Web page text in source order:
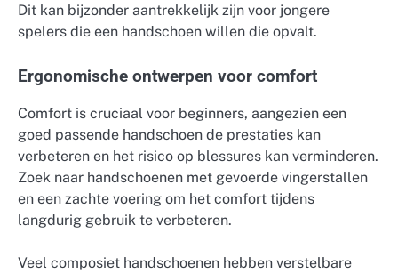
Dit kan bijzonder aantrekkelijk zijn voor jongere
spelers die een handschoen willen die opvalt.
Ergonomische ontwerpen voor comfort
Comfort is cruciaal voor beginners, aangezien een
goed passende handschoen de prestaties kan
verbeteren en het risico op blessures kan verminderen.
Zoek naar handschoenen met gevoerde vingerstallen
en een zachte voering om het comfort tijdens
langdurig gebruik te verbeteren.
Veel composiet handschoenen hebben verstelbare